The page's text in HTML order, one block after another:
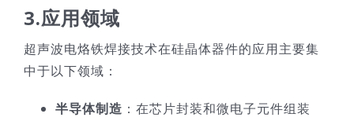
3.应用领域
超声波电烙铁焊接技术在硅晶体器件的应用主要集
中于以下领域：
半导体制造 ：在芯片封装和微电子元件组装